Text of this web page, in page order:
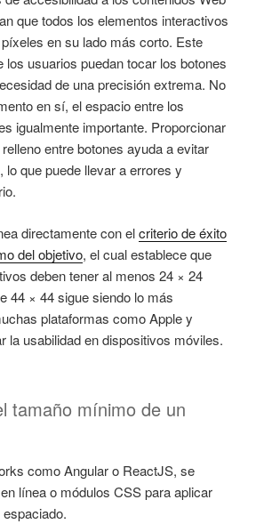
que todos los elementos interactivos
en su lado más corto. Este
los usuarios puedan tocar los botones
de una precisión extrema. No
en sí, el espacio entre los
igualmente importante. Proporcionar
entre botones ayuda a evitar
lo que puede llevar a errores y
directamente con elcriterio de éxito
del objetivo, el cual establece que
deben tener al menos 24 × 24
44 × 44 sigue siendo lo más
plataformas como Apple y
la usabilidad en dispositivos móviles.
tamaño mínimo de un
como Angular o ReactJS, se
línea o módulos CSS para aplicar